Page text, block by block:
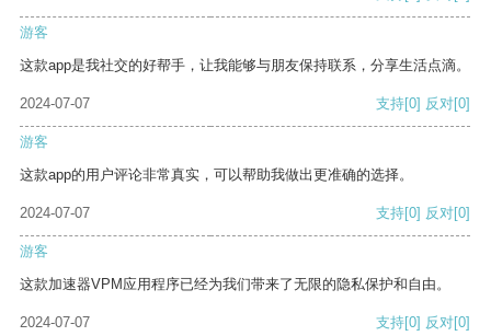
游客
这款app是我社交的好帮手，让我能够与朋友保持联系，分享生活点滴。
2024-07-07 支持[0] 反对[0]
游客
这款app的用户评论非常真实，可以帮助我做出更准确的选择。
2024-07-07 支持[0] 反对[0]
游客
这款加速器VPM应用程序已经为我们带来了无限的隐私保护和自由。
2024-07-07 支持[0] 反对[0]